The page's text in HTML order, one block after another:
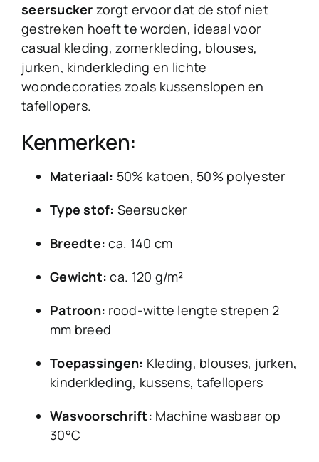
seersucker zorgt ervoor dat de stof niet
gestreken hoeft te worden, ideaal voor
casual kleding, zomerkleding, blouses,
jurken, kinderkleding en lichte
woondecoraties zoals kussenslopen en
tafellopers.
Kenmerken:
Materiaal: 50% katoen, 50% polyester
Type stof: Seersucker
Breedte: ca. 140 cm
Gewicht: ca. 120 g/m²
Patroon: rood-witte lengte strepen 2
mm breed
Toepassingen: Kleding, blouses, jurken,
kinderkleding, kussens, tafellopers
Wasvoorschrift: Machine wasbaar op
30°C